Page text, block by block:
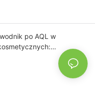
po AQL w